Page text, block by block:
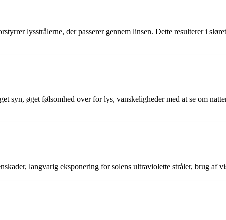
lysstrålerne, der passerer gennem linsen. Dette resulterer i
syn, øget følsomhed over for lys, vanskeligheder med at se om
langvarig eksponering for solens ultraviolette stråler, brug af